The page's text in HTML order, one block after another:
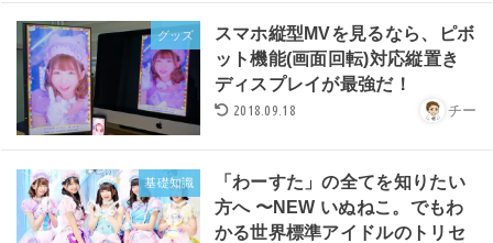
グッズ
スマホ縦型MVを見るなら、ピボ
ット機能(画面回転)対応縦置き
ディスプレイが最強だ！
2018.09.18 チー
基礎知識
「わーすた」の全てを知りたい
方へ 〜NEW いぬねこ。でもわ
かる世界標準アイドルのトリセ